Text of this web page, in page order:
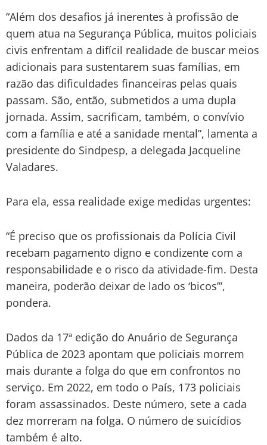
“Além dos desafios já inerentes à profissão de
quem atua na Segurança Pública, muitos policiais
civis enfrentam a difícil realidade de buscar meios
adicionais para sustentarem suas famílias, em
razão das dificuldades financeiras pelas quais
passam. São, então, submetidos a uma dupla
jornada. Assim, sacrificam, também, o convívio
com a família e até a sanidade mental”, lamenta a
presidente do Sindpesp, a delegada Jacqueline
Valadares.
Para ela, essa realidade exige medidas urgentes:
“É preciso que os profissionais da Polícia Civil
recebam pagamento digno e condizente com a
responsabilidade e o risco da atividade-fim. Desta
maneira, poderão deixar de lado os ‘bicos’”,
pondera.
Dados da 17ª edição do Anuário de Segurança
Pública de 2023 apontam que policiais morrem
mais durante a folga do que em confrontos no
serviço. Em 2022, em todo o País, 173 policiais
foram assassinados. Deste número, sete a cada
dez morreram na folga. O número de suicídios
também é alto.